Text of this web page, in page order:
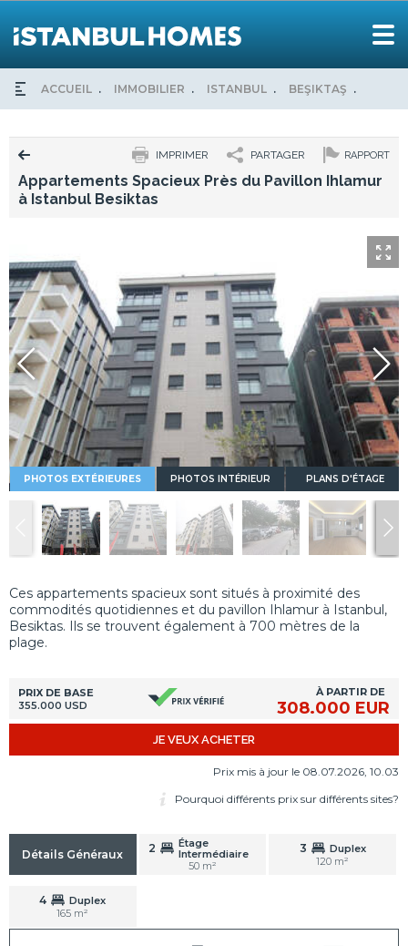
ACCUEIL IMMOBILIER ISTANBUL BEŞIKTAŞ
RAPPORT
PARTAGER
IMPRIMER
Appartements Spacieux Près du Pavillon Ihlamur
à Istanbul Besiktas
PHOTOS EXTÉRIEURES PHOTOS INTÉRIEUR PLANS D'ÉTAGE
Ces appartements spacieux sont situés à proximité des
commodités quotidiennes et du pavillon Ihlamur à Istanbul,
Besiktas. Ils se trouvent également à 700 mètres de la
plage.
PRIX DE BASE
355.000 USD
À PARTIR DE
308.000 EUR
JE VEUX ACHETER
Prix mis à jour le 08.07.2026, 10.03
Pourquoi différents prix sur différents sites?
Détails Généraux 2
Étage
Intermédiaire
50 m²
3
Duplex
120 m²
4
Duplex
165 m²